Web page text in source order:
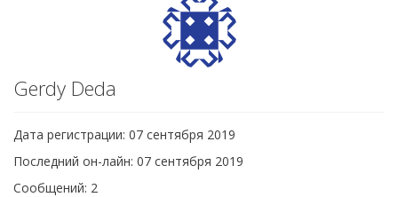
Gerdy Deda
Дата регистрации: 07 сентября 2019
Последний он-лайн: 07 сентября 2019
Сообщений: 2